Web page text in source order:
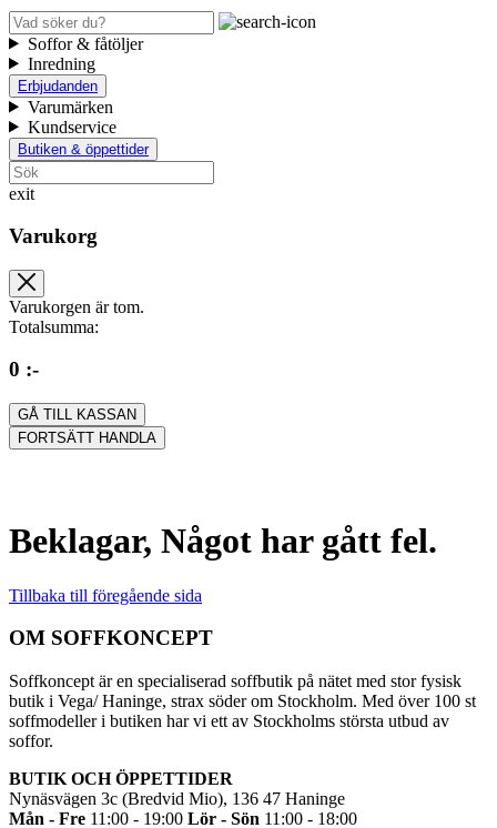
Soffor & fåtöljer
Inredning
Erbjudanden
Varumärken
Kundservice
Butiken & öppettider
exit
Varukorg
Varukorgen är tom.
Totalsumma:
0 :-
GÅ TILL KASSAN
FORTSÄTT HANDLA
Beklagar, Något har gått fel.
Tillbaka till föregående sida
OM SOFFKONCEPT
Soffkoncept är en specialiserad soffbutik på nätet med stor fysisk
butik i Vega/ Haninge, strax söder om Stockholm. Med över 100 st
soffmodeller i butiken har vi ett av Stockholms största utbud av
soffor.
BUTIK OCH ÖPPETTIDER
Nynäsvägen 3c (Bredvid Mio), 136 47 Haninge
Mån - Fre 11:00 - 19:00 Lör - Sön 11:00 - 18:00